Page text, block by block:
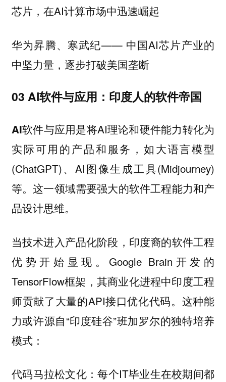
芯片，在AI计算市场中迅速崛起
华为昇腾、寒武纪—— 中国AI芯片产业的
中坚力量，逐步打破美国垄断
03 AI软件与应用：印度人的软件帝国
AI软件与应用是将AI理论和硬件能力转化为
实际可用的产品和服务，如大语言模型
(ChatGPT)、AI图像生成工具(Midjourney)
等。这一领域需要强大的软件工程能力和产
品设计思维。
当技术进入产品化阶段，印度裔的软件工程
优势开始显现。Google Brain开发的
TensorFlow框架，其商业化进程中印度工程
师贡献了大量的API接口优化代码。这种能
力或许源自“印度硅谷”班加罗尔的独特培养
模式：
代码马拉松文化：每个IT毕业生在校期间都